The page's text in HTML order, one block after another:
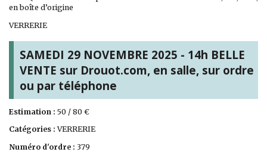
en boîte d’origine
VERRERIE
SAMEDI 29 NOVEMBRE 2025 - 14h BELLE
VENTE sur Drouot.com, en salle, sur ordre
ou par téléphone
Estimation : 50 / 80 €
Catégories : VERRERIE
Numéro d'ordre : 379